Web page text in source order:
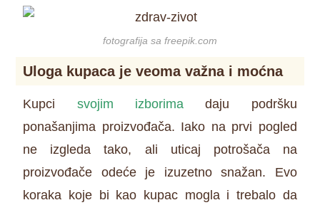
fotografija sa freepik.com
Uloga kupaca je veoma važna i moćna
Kupci svojim izborima daju podršku
ponašanjima proizvođača. Iako na prvi pogled
ne izgleda tako, ali uticaj potrošača na
proizvođače odeće je izuzetno snažan. Evo
koraka koje bi kao kupac mogla i trebalo da